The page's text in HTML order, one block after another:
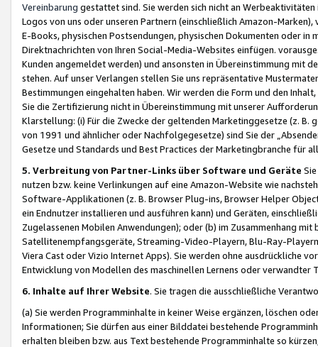
Vereinbarung gestattet sind. Sie werden sich nicht an
Logos von uns oder unseren Partnern (einschließlich Amazon-
E-Books, physischen Postsendungen, physischen Dokumenten oder in
Direktnachrichten von Ihren Social-Media-Websites einfügen.
Kunden angemeldet werden) und ansonsten in Übereinstimmung mit
stehen. Auf unser Verlangen stellen Sie uns repräsentative
Bestimmungen eingehalten haben. Wir werden die Form und den
Sie die Zertifizierung nicht in Übereinstimmung mit unserer
Klarstellung: (i) Für die Zwecke der geltenden Marketinggesetze (z. B.
von 1991 und ähnlicher oder Nachfolgegesetze) sind Sie der
Gesetze und Standards und Best Practices der Marketingbranche für
5. Verbreitung von Partner-Links über Software und Geräte
nutzen bzw. keine Verlinkungen auf eine Amazon-Website wie
Software-Applikationen (z. B. Browser Plug-ins, Browser Helper
ein Endnutzer installieren und ausführen kann) und Geräten,
Zugelassenen Mobilen Anwendungen); oder (b) im Zusammenhang
Satellitenempfangsgeräte, Streaming-Video-Playern, Blu-Ray-
Viera Cast oder Vizio Internet Apps). Sie werden ohne ausdrückliche
Entwicklung von Modellen des maschinellen Lernens oder
6. Inhalte auf Ihrer Website. Sie tragen die ausschließliche
(a) Sie werden Programminhalte in keiner Weise ergänzen, löschen
Informationen; Sie dürfen aus einer Bilddatei bestehende
erhalten bleiben bzw. aus Text bestehende Programminhalte so